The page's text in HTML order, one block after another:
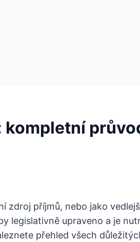
kompletní
zdroj příjmů, nebo jako
legislativně upraveno a je
přehled všech